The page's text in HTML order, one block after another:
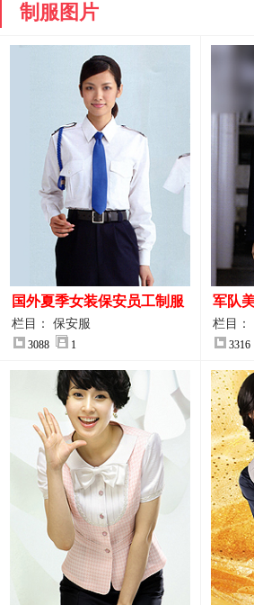
制服图片
国外夏季女装保安员工制服
装大图
栏目： 保安服
3088 1
军队
图
栏目：
3316